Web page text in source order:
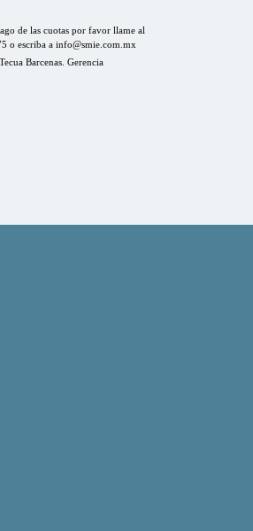
de las cuotas por favor llame al
o escriba a info@smie.com.mx
Barcenas. Gerencia